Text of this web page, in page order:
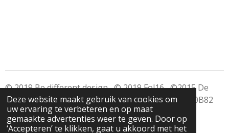
Deze website maakt gebruik van cookies om
uw ervaring te verbeteren en op maat
gemaakte advertenties weer te geven. Door op
‘Accepteren’ te klikken, gaat u akkoord met het
© 2019 Be different design © 2019 Fol16 ©2015 De
Zeeptuin KVK 34249116 BTW NL001556170B82